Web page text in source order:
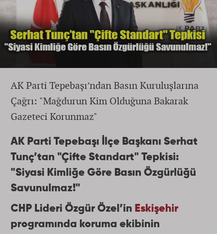
AK Parti Tepebaşı’ndan Basın Kuruluşlarına
Çağrı: "Mağdurun Kim Olduğuna Bakarak
Gazeteci Korunmaz"
AK Parti Tepebaşı İlçe Başkanı Serhat
Tunç’tan "Çifte Standart" Tepkisi:
"Siyasi Kimliğe Göre Basın Özgürlüğü
Savunulmaz!"
CHP Lideri Özgür Özel’in Eskişehir
programında koruma ekibinin